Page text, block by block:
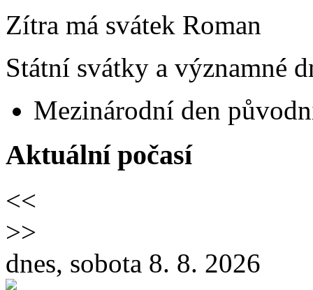
Zítra má svátek Roman
Státní svátky a významné
Mezinárodní den
Aktuální počasí
<<
>>
dnes, sobota 8. 8. 2026